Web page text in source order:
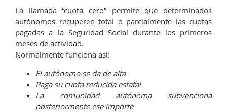
La llamada “cuota cero” permite que determinados
autónomos recuperen total o parcialmente las cuotas
pagadas a la Seguridad Social durante los primeros
meses de actividad.
Normalmente funciona así:
El autónomo se da de alta
Paga su cuota reducida estatal
La comunidad autónoma subvenciona
posteriormente ese importe